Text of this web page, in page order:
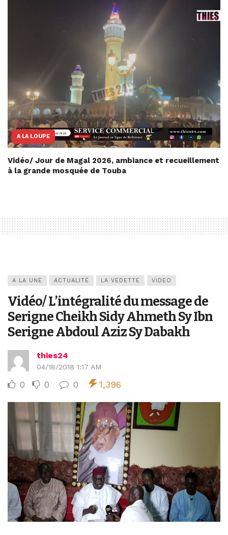
A LA LOUPE
Vidéo/ Jour de Magal 2026, ambiance et recueillement
à la grande mosquée de Touba
A LA UNE ACTUALITÉ LA VEDETTE VIDEO
Vidéo/ L’intégralité du message de
Serigne Cheikh Sidy Ahmeth Sy Ibn
Serigne Abdoul Aziz Sy Dabakh
thies24
04/18/2018 1:17 AM
0 0 0 1,396